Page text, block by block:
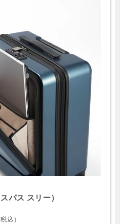
パス スリー）
税込）